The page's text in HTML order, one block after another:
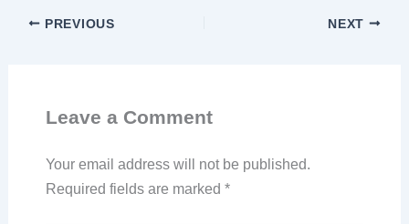
PREVIOUS NEXT
Leave a Comment
Your email address will not be published.
Required fields are marked *